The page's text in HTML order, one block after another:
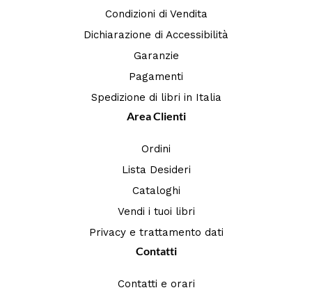
Condizioni di Vendita
Dichiarazione di Accessibilità
Garanzie
Pagamenti
Spedizione di libri in Italia
Area Clienti
Ordini
Lista Desideri
Cataloghi
Vendi i tuoi libri
Privacy e trattamento dati
Contatti
Contatti e orari